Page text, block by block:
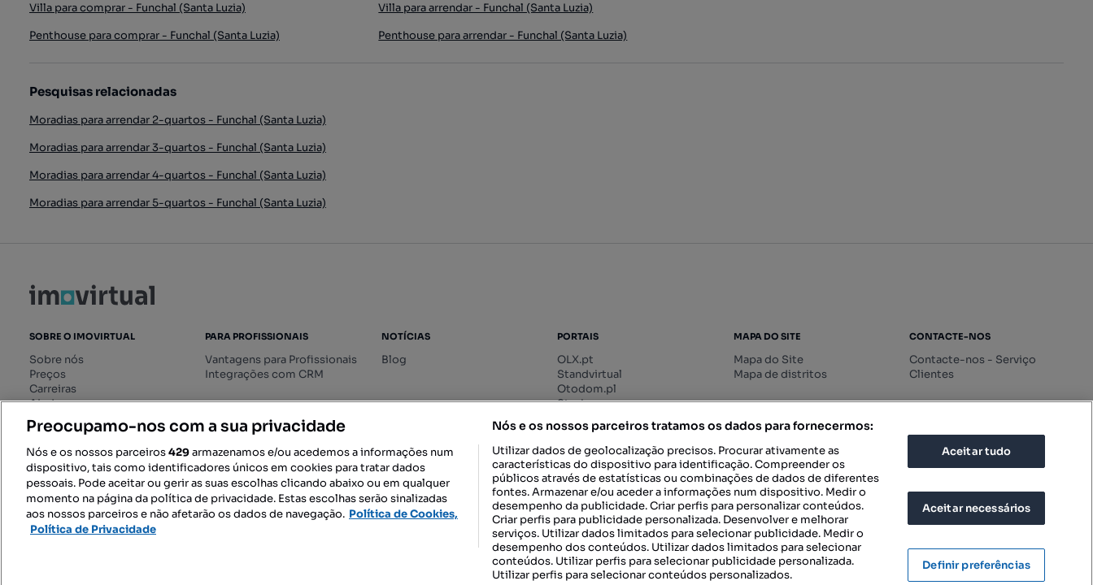
Villa para comprar - Funchal (Santa Luzia)
Penthouse para comprar - Funchal (Santa Luzia)
Villa para arrendar - Funchal (Santa Luzia)
Penthouse para arrendar - Funchal (Santa Luzia)
Pesquisas relacionadas
Moradias para arrendar 2-quartos - Funchal (Santa Luzia)
Moradias para arrendar 3-quartos - Funchal (Santa Luzia)
Moradias para arrendar 4-quartos - Funchal (Santa Luzia)
Moradias para arrendar 5-quartos - Funchal (Santa Luzia)
SOBRE O IMOVIRTUAL
Sobre nós
Preços
Carreiras
Ajuda
Livro de Reclamações online
Regulamento dos Serviços
Digitais
PARA PROFISSIONAIS
Vantagens para Profissionais
Integrações com CRM
NOTÍCIAS
Blog
PORTAIS
OLX.pt
Standvirtual
Otodom.pl
Storia.ro
MAPA DO SITE
Mapa do Site
Mapa de distritos
CONTACTE-NOS
Contacte-nos - Serviço
Clientes
SIGA-NOS: DESCARREGAR NA:
Preocupamo-nos com a sua privacidade
Nós e os nossos parceiros429armazenamos e/ou acedemos a informações num
dispositivo, tais como identificadores únicos em cookies para tratar dados
pessoais. Pode aceitar ou gerir as suas escolhas clicando abaixo ou em qualquer
momento na página da política de privacidade. Estas escolhas serão sinalizadas
aos nossos parceiros e não afetarão os dados de navegação. Política de Cookies,
Política de Privacidade
Nós e os nossos parceiros tratamos os dados para fornecermos:
Utilizar dados de geolocalização precisos. Procurar ativamente as
características do dispositivo para identificação. Compreender os
públicos através de estatísticas ou combinações de dados de diferentes
fontes. Armazenar e/ou aceder a informações num dispositivo. Medir o
desempenho da publicidade. Criar perfis para personalizar conteúdos.
Criar perfis para publicidade personalizada. Desenvolver e melhorar
serviços. Utilizar dados limitados para selecionar publicidade. Medir o
desempenho dos conteúdos. Utilizar dados limitados para selecionar
conteúdos. Utilizar perfis para selecionar publicidade personalizada.
Utilizar perfis para selecionar conteúdos personalizados.
Aceitar tudo
Aceitar necessários
Definir preferências